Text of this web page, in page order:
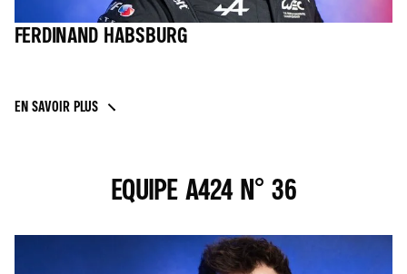
FERDINAND HABSBURG
EN SAVOIR PLUS
EQUIPE A424 N° 36